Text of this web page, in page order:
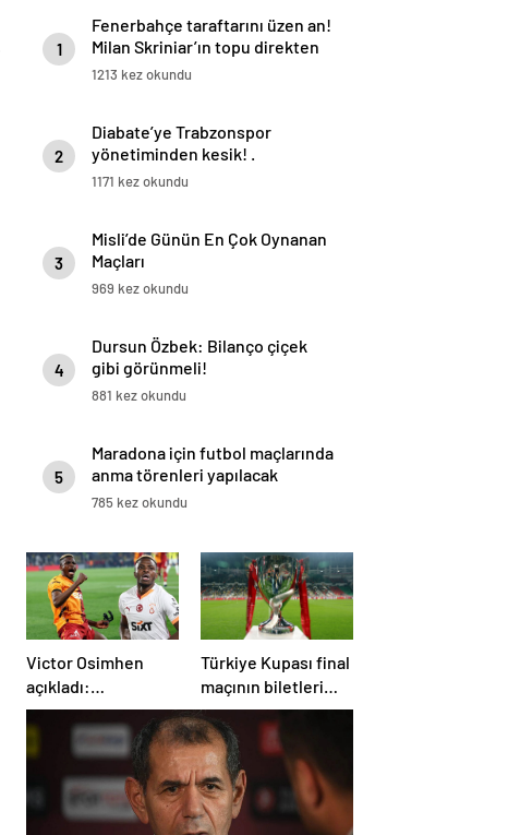
1
Fenerbahçe taraftarını üzen an!
Milan Skriniar’ın topu direkten
döndü
1213 kez okundu
2
Diabate’ye Trabzonspor
yönetiminden kesik! .
1171 kez okundu
3
Misli’de Günün En Çok Oynanan
Maçları
969 kez okundu
4
Dursun Özbek: Bilanço çiçek
gibi görünmeli!
881 kez okundu
5
Maradona için futbol maçlarında
anma törenleri yapılacak
785 kez okundu
Victor Osimhen
açıkladı:
Galatasaray’a evet
derdim
Türkiye Kupası final
maçının biletleri
satışa çıktı